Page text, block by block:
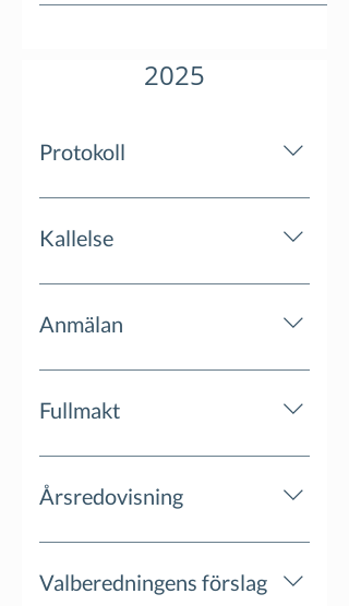
2025
Protokoll
Kallelse
Anmälan
https://www.hoodin.com/anmalan-
bolagsstamma
Fullmakt
Årsredovisning
Valberedningens förslag